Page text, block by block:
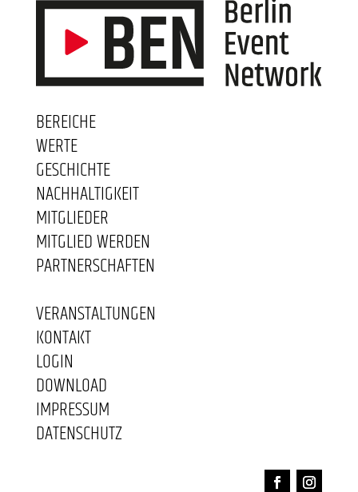
BEREICHE
WERTE
GESCHICHTE
NACHHALTIGKEIT
MITGLIEDER
MITGLIED WERDEN
PARTNERSCHAFTEN
VERANSTALTUNGEN
KONTAKT
LOGIN
DOWNLOAD
IMPRESSUM
DATENSCHUTZ